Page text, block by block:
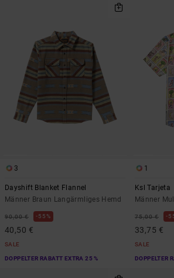
3
Dayshift Blanket Flannel
Männer Braun Langärmliges Hemd
90,00 € 55%
40,50 €
SALE
DOPPELTER RABATT EXTRA 25 %
1
Ksl Tarjeta
Männer
75,00 €
33,75 €
SALE
DOPPELTER